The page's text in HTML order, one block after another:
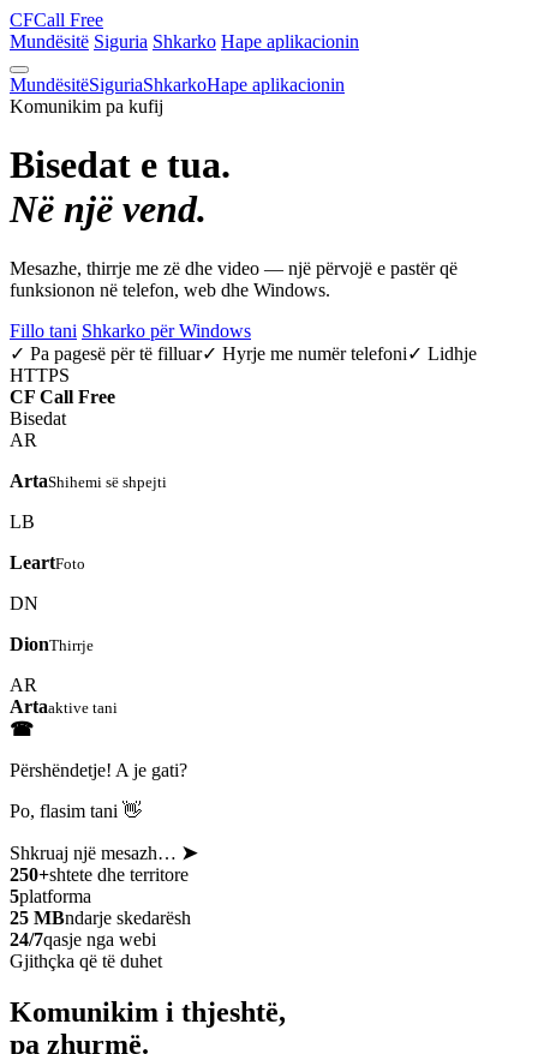
CFCall Free
Mundësitë Siguria Shkarko Hape aplikacionin
MundësitëSiguriaShkarkoHape aplikacionin
Komunikim pa kufij
Bisedat e tua.
Në një vend.
Mesazhe, thirrje me zë dhe video — një përvojë e pastër që
funksionon në telefon, web dhe Windows.
Fillo tani Shkarko për Windows
✓ Pa pagesë për të filluar✓ Hyrje me numër telefoni✓ Lidhje
HTTPS
CF Call Free
Bisedat
AR
ArtaShihemi së shpejti
LB
LeartFoto
DN
DionThirrje
AR
Artaaktive tani
☎
Përshëndetje! A je gati?
Po, flasim tani 👋
Shkruaj një mesazh… ➤
250+shtete dhe territore
5platforma
25 MBndarje skedarësh
24/7qasje nga webi
Gjithçka që të duhet
Komunikim i thjeshtë,
pa zhurmë.